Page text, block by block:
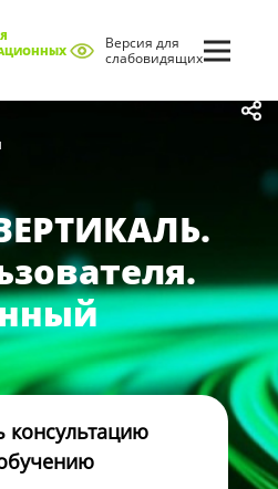
Версия для
слабовидящих
консультацию